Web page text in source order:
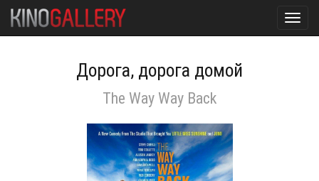
Дорога, дорога домой
The Way Way Back